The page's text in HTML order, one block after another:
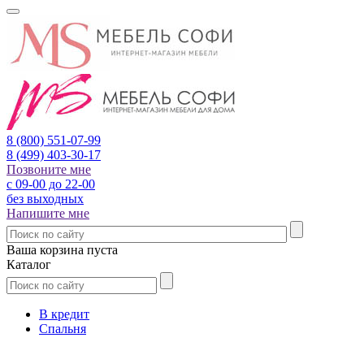
8 (800) 551-07-99
8 (499) 403-30-17
Позвоните мне
с 09-00 до 22-00
без выходных
Напишите мне
Ваша корзина пуста
Каталог
В кредит
Спальня